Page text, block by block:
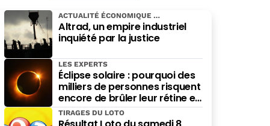
Altrad, un empire industriel
inquiété par la justice
ACTUALITÉ ÉCONOMIQUE
Éclipse solaire : pourquoi des
milliers de personnes risquent
encore de brûler leur rétine en
pensant bien faire
LES EXPERTS
TIRAGES DU LOTO